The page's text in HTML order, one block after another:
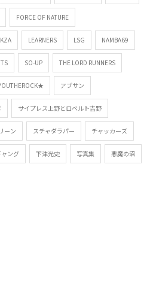
FORCE OF NATURE
KZA LEARNERS LSG NAMBA69
SO-UP THE LORD RUNNERS
アブサン
サイプレス上野とロベルト吉野
ーン スチャダラパー チャッカーズ
ング 下津光史 写真集 悪魔の沼